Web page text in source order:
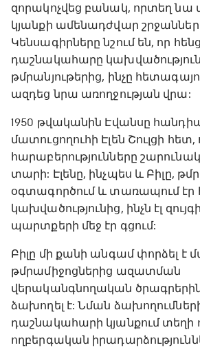
զորակոչվեց բանակ, որտեղ նա
կյանքի ամենադժվար
Կենսագիրները նշում են, որ
դաշնակահարը կախվածություն
թմրանյութերից, ինչը
ազդեց նրա առողջության վրա:
1950 թվականին Էվանսը
մատուցողուհի Էլեն Շուլցի
հարաբերությունները
տարի: Էլենը, ինչպես և Բիլը,
օգտագործում և տառապում էր
կախվածությունից, ինչն էլ
պարտքերի մեջ էր գցում:
Բիլը մի քանի անգամ փորձել է
թմրամիջոցներից ազատման
վերականգնողական
ձախողել է: Նման
դաշնակահարի կյանքում տեղի
ողբերգական